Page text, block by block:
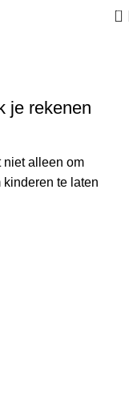
0
je rekenen
niet alleen om
te laten